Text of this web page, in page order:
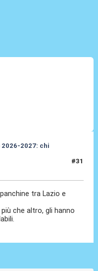
2026-2027: chi
#31
tra Lazio e
che altro, gli hanno